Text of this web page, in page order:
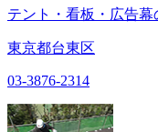
テント・看板・広告幕
東京都台東区
03-3876-2314